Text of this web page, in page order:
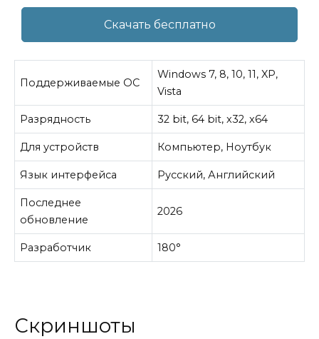
Скачать бесплатно
Поддерживаемые ОС
Windows 7, 8, 10, 11, XP,
Vista
Разрядность 32 bit, 64 bit, x32, x64
Для устройств Компьютер, Ноутбук
Язык интерфейса Русский, Английский
Последнее
обновление
2026
Разработчик 180°
Скриншоты